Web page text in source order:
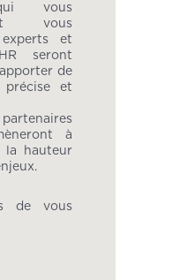
vous
vous
et
seront
de
précise et
à
la hauteur
de vous